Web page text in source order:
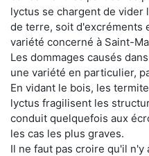
lyctus se chargent de
de terre, soit d'excréments
variété concerné à Saint-
Les dommages causés
une variété en particulier,
En vidant le bois, les
lyctus fragilisent les
conduit quelquefois aux
les cas les plus graves.
Il ne faut pas croire qu'il n'y